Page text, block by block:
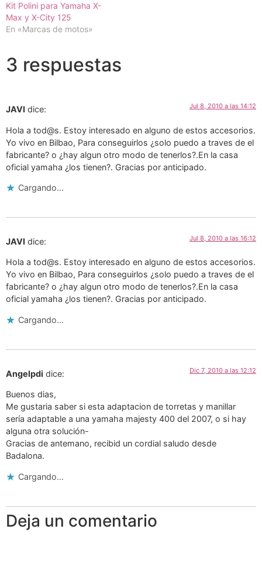
Kit Polini para Yamaha X-
Max y X-City 125
En «Marcas de motos»
3 respuestas
JAVI dice: Jul 8, 2010 a las 14:12
Hola a tod@s. Estoy interesado en alguno de estos accesorios.
Yo vivo en Bilbao, Para conseguirlos ¿solo puedo a traves de el
fabricante? o ¿hay algun otro modo de tenerlos?.En la casa
oficial yamaha ¿los tienen?. Gracias por anticipado.
Cargando...
JAVI dice: Jul 8, 2010 a las 16:12
Hola a tod@s. Estoy interesado en alguno de estos accesorios.
Yo vivo en Bilbao, Para conseguirlos ¿solo puedo a traves de el
fabricante? o ¿hay algun otro modo de tenerlos?.En la casa
oficial yamaha ¿los tienen?. Gracias por anticipado.
Cargando...
Angelpdi dice: Dic 7, 2010 a las 12:12
Buenos dias,
Me gustaria saber si esta adaptacion de torretas y manillar
sería adaptable a una yamaha majesty 400 del 2007, o si hay
alguna otra solución-
Gracias de antemano, recibid un cordial saludo desde
Badalona.
Cargando...
Deja un comentario